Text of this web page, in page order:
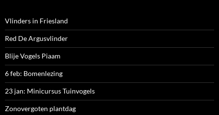
Vlinders in Friesland
Red De Argusvlinder
Blije Vogels Piaam
6 feb: Bomenlezing
23 jan: Minicursus Tuinvogels
Zonovergoten plantdag